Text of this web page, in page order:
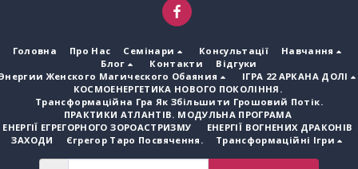
Головна Про Нас Семінари Консультації
Навчання
Блог
Контакти
Відгуки
Женского Магического Обаяния
ІГРА 22 АРКАНА ДОЛІ
КОСМОЕНЕРГЕТИКА НОВОГО ПОКОЛІННЯ.
Трансформаційна Гра Як Збільшити Грошовий Потік.
ПРАКТИКИ АТЛАНТІВ. МОДУЛЬНА ПРОГРАМА
ЕНЕРГІЇ ЕГРЕГОРНОГО ЗОРОАСТРИЗМУ
ЕНЕРГІЇ ВОГНЕНИХ ДРАКОНІВ
ЗАХОДИ
Єгрегор Таро Посвячення. Трансформаційні Ігри